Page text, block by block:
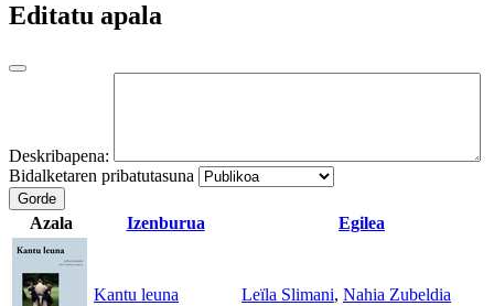
Editatu apala
Deskribapena:
Bidalketaren pribatutasuna
Gorde
Azala Izenburua Egilea
Kantu leuna Leïla Slimani, Nahia Zubeldia